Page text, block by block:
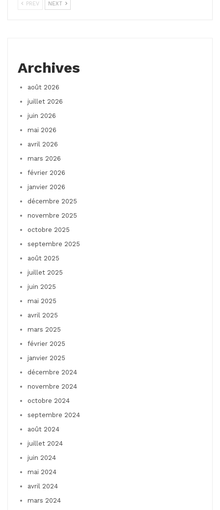
PREV NEXT
Archives
août 2026
juillet 2026
juin 2026
mai 2026
avril 2026
mars 2026
février 2026
janvier 2026
décembre 2025
novembre 2025
octobre 2025
septembre 2025
août 2025
juillet 2025
juin 2025
mai 2025
avril 2025
mars 2025
février 2025
janvier 2025
décembre 2024
novembre 2024
octobre 2024
septembre 2024
août 2024
juillet 2024
juin 2024
mai 2024
avril 2024
mars 2024